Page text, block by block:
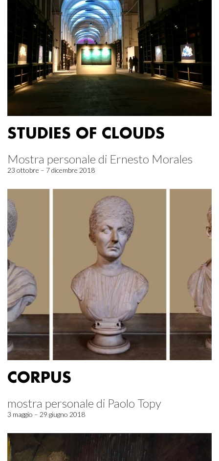
STUDIES OF CLOUDS
Mostra personale di Ernesto Morales
23 ottobre – 7 dicembre 2018
CORPUS
mostra personale di Paolo Topy
3 maggio – 29 giugno 2018